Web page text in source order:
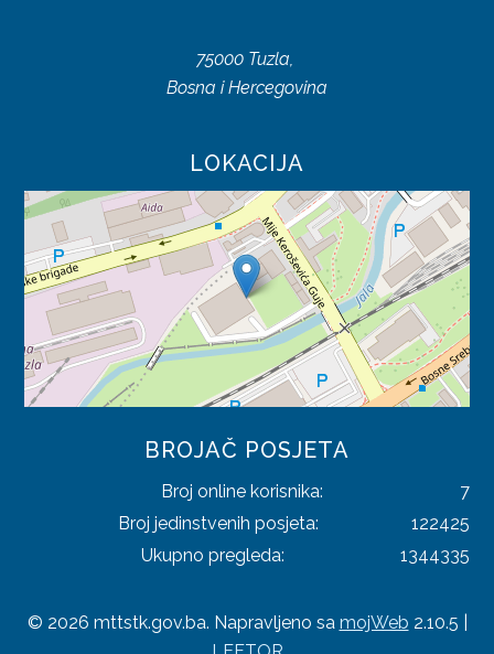
75000 Tuzla,
Bosna i Hercegovina
LOKACIJA
BROJAČ POSJETA
Broj online korisnika:
7
Broj jedinstvenih posjeta:
122425
Ukupno pregleda:
1344335
© 2026 mttstk.gov.ba. Napravljeno sa mojWeb 2.10.5 |
TURIZAM
UGOSTITELJSTVO
PRAVILNICI
SAOBRAĆAJ
TRGOVINA